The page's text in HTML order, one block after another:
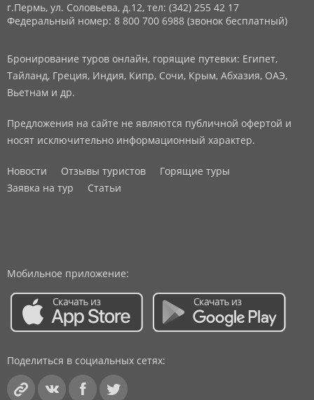
г.Пермь, ул. Соловьева, д.12, тел: (342) 255 42 17
Федеральный номер: 8 800 700 6988 (звонок бесплатный)
Бронирование туров онлайн, горящие путевки: Египет,
Тайланд, Греция, Индия, Кипр, Сочи, Крым, Абхазия, ОАЭ,
Вьетнам и др.
Предложения на сайте не являются публичной офертой и
носят исключительно информационный характер.
Новости Отзывы туристов
Горящие туры
Заявка на тур
Статьи
Мобильное приложение:
Поделиться в социальных сетях: